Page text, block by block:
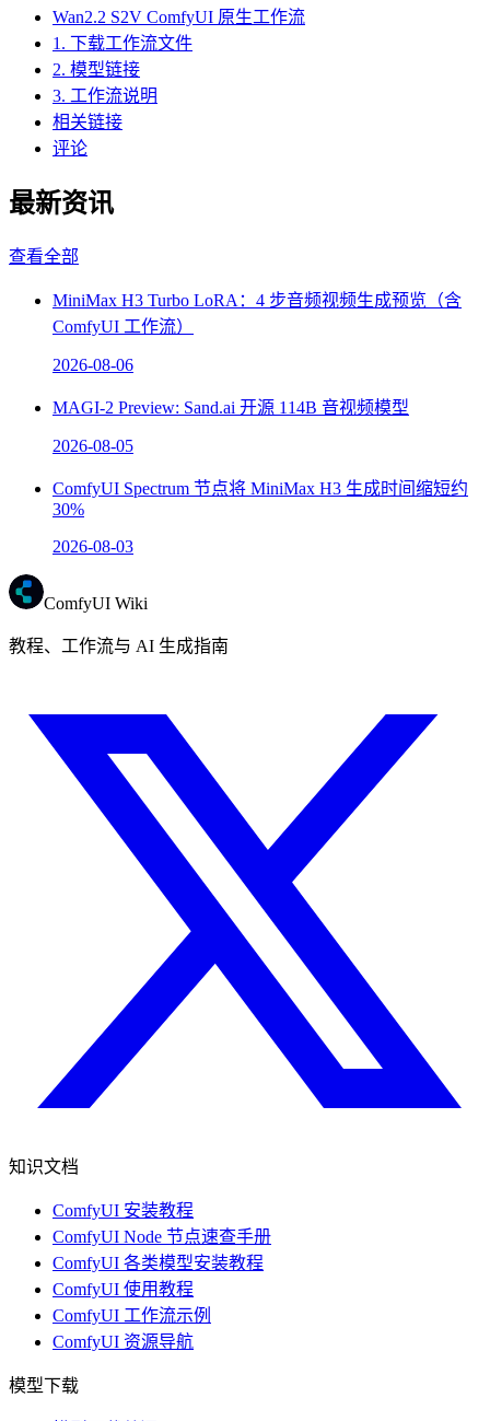
Wan2.2 S2V ComfyUI 原生工作流
1. 下载工作流文件
2. 模型链接
3. 工作流说明
相关链接
评论
最新资讯
查看全部
MiniMax H3 Turbo LoRA：4 步音频视频生成预览（含
ComfyUI 工作流）
2026-08-06
MAGI-2 Preview: Sand.ai 开源 114B 音视频模型
2026-08-05
ComfyUI Spectrum 节点将 MiniMax H3 生成时间缩短约
30%
2026-08-03
ComfyUI Wiki
教程、工作流与 AI 生成指南
知识文档
ComfyUI 安装教程
ComfyUI Node 节点速查手册
ComfyUI 各类模型安装教程
ComfyUI 使用教程
ComfyUI 工作流示例
ComfyUI 资源导航
模型下载